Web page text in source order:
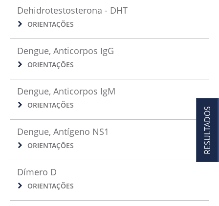
Dehidrotestosterona - DHT
ORIENTAÇÕES
Dengue, Anticorpos IgG
ORIENTAÇÕES
Dengue, Anticorpos IgM
ORIENTAÇÕES
Dengue, Antígeno NS1
ORIENTAÇÕES
Dímero D
ORIENTAÇÕES
RESULTADOS